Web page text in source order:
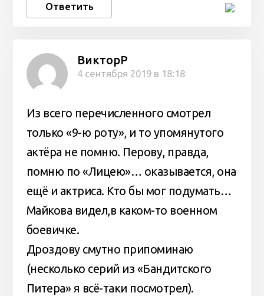
Ответить
ВикторР
4 сентября 2019 в 18:18
Из всего перечисленного смотрел
только «9-ю роту», и то упомянутого
актёра не помню. Перову, правда,
помню по «Лицею»… оказывается, она
ещё и актриса. Кто бы мог подумать…
Майкова видел,в каком-то военном
боевичке.
Дроздову смутно припоминаю
(несколько серий из «Бандитского
Питера» я всё-таки посмотрел).